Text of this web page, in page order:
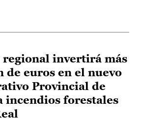
regional invertirá más
de euros en el nuevo
Provincial de
incendios forestales